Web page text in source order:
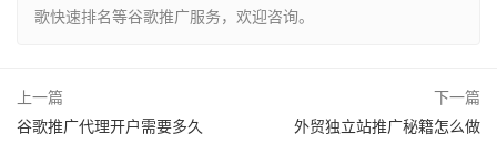
歌快速排名等谷歌推广服务，欢迎咨询。
上一篇
谷歌推广代理开户需要多久
下一篇
外贸独立站推广秘籍怎么做